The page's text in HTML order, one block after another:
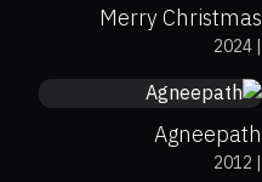
Merry Christmas
|
2024
6.9
92%
Agneepath
|
2012
5.6